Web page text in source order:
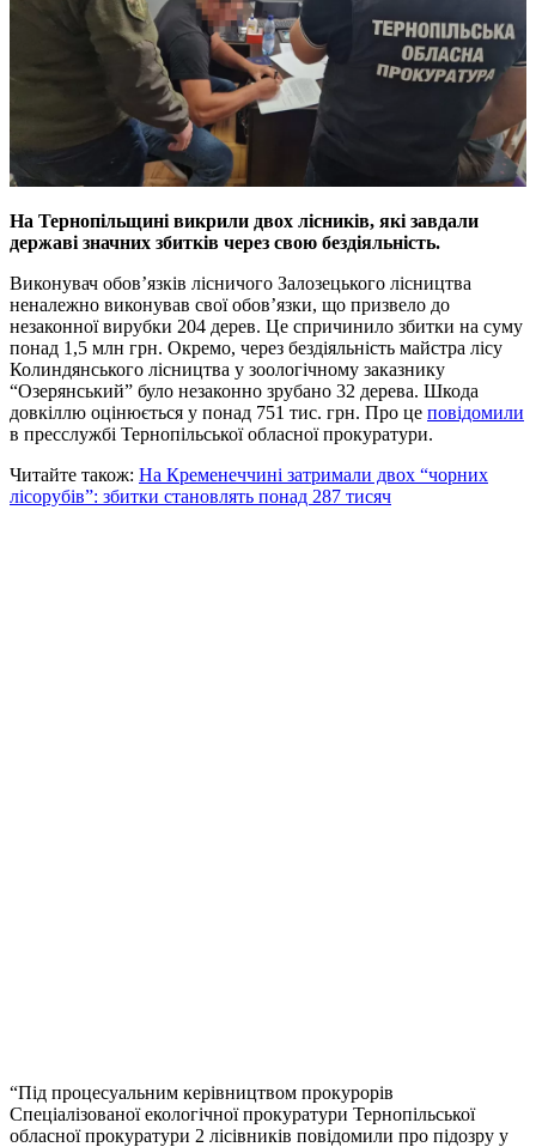
На Тернопільщині викрили двох лісників, які завдали
державі значних збитків через свою бездіяльність.
Виконувач обов’язків лісничого Залозецького лісництва
неналежно виконував свої обов’язки, що призвело до
незаконної вирубки 204 дерев. Це спричинило збитки на суму
понад 1,5 млн грн. Окремо, через бездіяльність майстра лісу
Колиндянського лісництва у зоологічному заказнику
“Озерянський” було незаконно зрубано 32 дерева. Шкода
довкіллю оцінюється у понад 751 тис. грн. Про це повідомили
в пресслужбі Тернопільської обласної прокуратури.
Читайте також: На Кременеччині затримали двох “чорних
лісорубів”: збитки становлять понад 287 тисяч
“Під процесуальним керівництвом прокурорів
Спеціалізованої екологічної прокуратури Тернопільської
обласної прокуратури 2 лісівників повідомили про підозру у